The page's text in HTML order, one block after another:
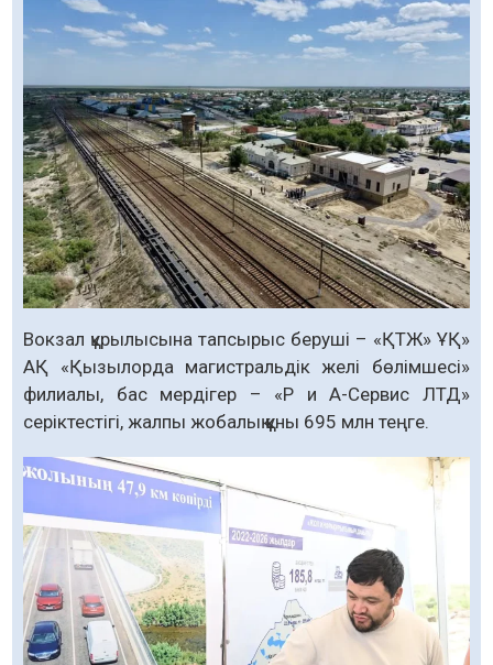
Вокзал құрылысына тапсырыс беруші – «ҚТЖ» ҰҚ»
АҚ «Қызылорда магистральдік желі бөлімшесі»
филиалы, бас мердігер – «Р и А-Сервис ЛТД»
серіктестігі, жалпы жобалық құны 695 млн теңге.